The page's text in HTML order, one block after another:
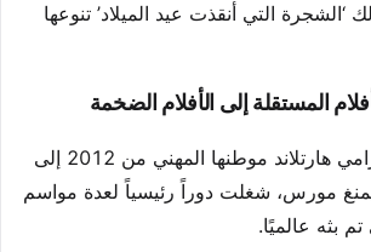
‘الشجرة التي أنقذت عيد الميلاد’ تنوعها
المستقلة إلى الأفلام الضخمة
أصبح المسلسل الدرامي هارتلاند موطنها المهني من 2012 إلى
مورس، شغلت دوراً رئيسياً لعدة مواسم
بثه عالميًا.